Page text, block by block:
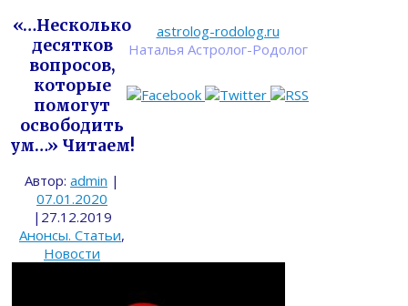
astrolog-rodolog.ru
Наталья Астролог-Родолог
«…Несколько
десятков
вопросов,
которые
помогут
освободить
ум…» Читаем!
Автор: admin |
07.01.2020
| 27.12.2019
Анонсы. Статьи,
Новости